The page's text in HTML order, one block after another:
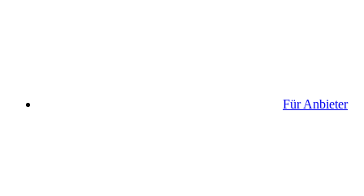
Für Anbieter